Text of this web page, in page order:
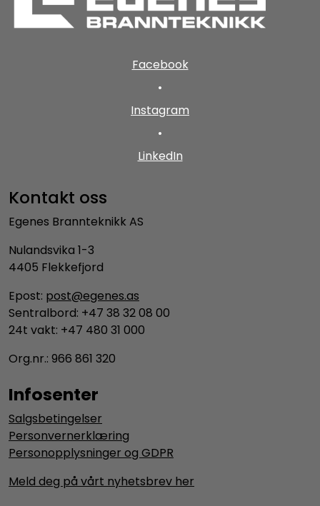
Facebook
•
Instagram
•
LinkedIn
Kontakt oss
Egenes Brannteknikk AS
Nulandsvika 1-3
4405 Flekkefjord
Epost: post@egenes.as
Sentralbord: +47 38 32 08 00
24t vakt: +47 480 31 000
Org.nr.: 966 861 320
Infosenter
Salgsbetingelser
Personvernerklæring
Personopplysninger og GDPR
Meld deg på vårt nyhetsbrev her